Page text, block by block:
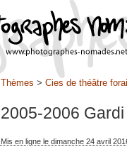
Thèmes > Cies de théâtre
2005-2006 Gardi
Mis en ligne le dimanche 24 avril